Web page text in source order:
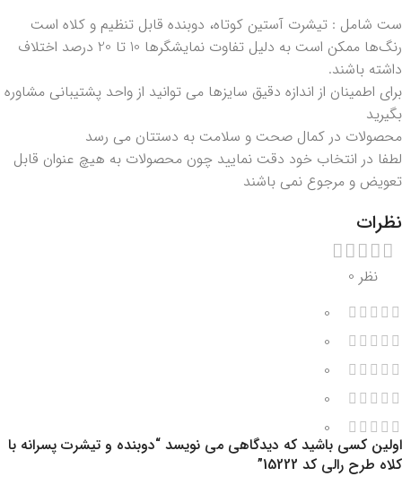
ست شامل : تیشرت آستین کوتاه، دوبنده قابل تنظیم و کلاه است
رنگ‌ها ممکن است به دلیل تفاوت نمایشگرها 10 تا 20 درصد اختلاف
داشته باشند.
برای اطمینان از اندازه دقیق سایزها می توانید از واحد پشتیبانی مشاوره
بگیرید
محصولات در کمال صحت و سلامت به دستتان می رسد
لطفا در انتخاب خود دقت نمایید چون محصولات به هیچ عنوان قابل
تعویض و مرجوع نمی باشند
نظرات
نظر 0
0
0
0
0
0
اولین کسی باشید که دیدگاهی می نویسد “دوبنده و تیشرت پسرانه با
کلاه طرح رالی کد 15222”